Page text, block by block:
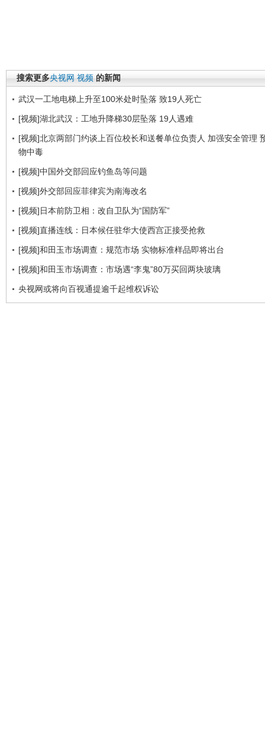
搜索更多央视网 视频 的新闻
武汉一工地电梯上升至100米处时坠落 致19人死亡
[视频]湖北武汉：工地升降梯30层坠落 19人遇难
[视频]北京两部门约谈上百位校长和送餐单位负责人 加强安全管理
物中毒
[视频]中国外交部回应钓鱼岛等问题
[视频]外交部回应菲律宾为南海改名
[视频]日本前防卫相：改自卫队为“国防军”
[视频]直播连线：日本候任驻华大使西宫正接受抢救
[视频]和田玉市场调查：规范市场 实物标准样品即将出台
[视频]和田玉市场调查：市场遇“李鬼”80万买回两块玻璃
央视网或将向百视通提逾千起维权诉讼